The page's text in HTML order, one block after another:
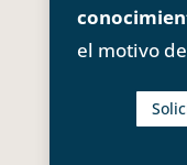
el motivo